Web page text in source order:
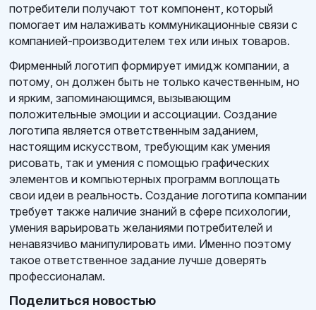
потребители получают тот компонент, который
помогает им налаживать коммуникационные связи с
компанией-производителем тех или иных товаров.
Фирменный логотип формирует имидж компании, а
потому, он должен быть не только качественным, но
и ярким, запоминающимся, вызывающим
положительные эмоции и ассоциации. Создание
логотипа является ответственным заданием,
настоящим искусством, требующим как умения
рисовать, так и умения с помощью графических
элементов и компьютерных программ воплощать
свои идеи в реальность. Создание логотипа компании
требует также наличие знаний в сфере психологии,
умения варьировать желаниями потребителей и
ненавязчиво манипулировать ими. Именно поэтому
такое ответственное задание лучше доверять
профессионалам.
Поделиться новостью